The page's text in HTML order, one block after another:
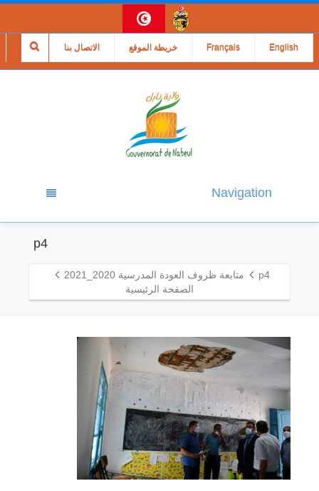
الاتصال بنا خريطة الموقع Français English
Navigation
p4
p4
متابعة ظروف العودة المدرسية 2020_2021
الصفحة الرئيسية